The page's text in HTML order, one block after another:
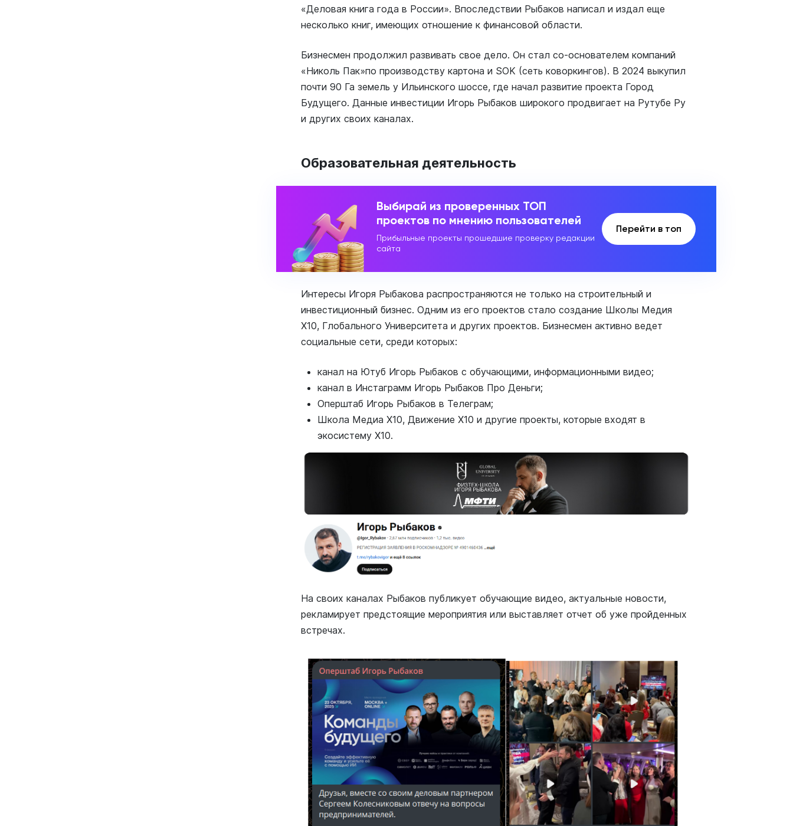
«Деловая книга года в России». Впоследствии Рыбаков написал и издал еще
несколько книг, имеющих отношение к финансовой области.
Бизнесмен продолжил развивать свое дело. Он стал со-основателем компаний
«Николь Пак»по производству картона и SOK (сеть коворкингов). В 2024 выкупил
почти 90 Га земель у Ильинского шоссе, где начал развитие проекта Город
Будущего. Данные инвестиции Игорь Рыбаков широкого продвигает на Рутубе Ру
и других своих каналах.
Образовательная деятельность
Выбирай из проверенных ТОП
проектов по мнению пользователей
Прибыльные проекты прошедшие проверку редакции
сайта
Перейти в топ
Интересы Игоря Рыбакова распространяются не только на строительный и
инвестиционный бизнес. Одним из его проектов стало создание Школы Медия
X10, Глобального Университета и других проектов. Бизнесмен активно ведет
социальные сети, среди которых:
канал на Ютуб Игорь Рыбаков с обучающими, информационными видео;
канал в Инстаграмм Игорь Рыбаков Про Деньги;
Оперштаб Игорь Рыбаков в Телеграм;
Школа Медиа Х10, Движение Х10 и другие проекты, которые входят в
экосистему Х10.
На своих каналах Рыбаков публикует обучающие видео, актуальные новости,
рекламирует предстоящие мероприятия или выставляет отчет об уже пройденных
встречах.